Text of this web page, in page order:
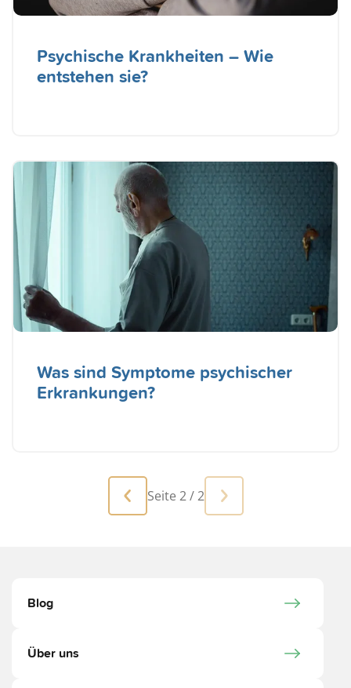
Psychische Krankheiten – Wie
entstehen sie?
Was sind Symptome psychischer
Erkrankungen?
Seite 2 / 2
Blog
Über uns